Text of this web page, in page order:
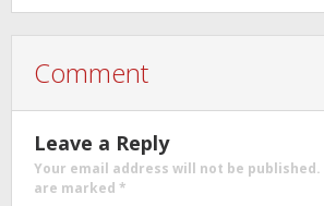
Comment
Leave a Reply
Your email address will not be published.
are marked *